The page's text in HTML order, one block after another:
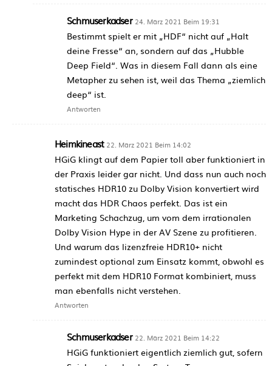
Schmuserkadser 24. März 2021 Beim 19:31
Bestimmt spielt er mit „HDF“ nicht auf „Halt
deine Fresse“ an, sondern auf das „Hubble
Deep Field“. Was in diesem Fall dann als eine
Metapher zu sehen ist, weil das Thema „ziemlich
deep“ ist.
Antworten
Heimkineast 22. März 2021 Beim 14:02
HGiG klingt auf dem Papier toll aber funktioniert in
der Praxis leider gar nicht. Und dass nun auch noch
statisches HDR10 zu Dolby Vision konvertiert wird
macht das HDR Chaos perfekt. Das ist ein
Marketing Schachzug, um vom dem irrationalen
Dolby Vision Hype in der AV Szene zu profitieren.
Und warum das lizenzfreie HDR10+ nicht
zumindest optional zum Einsatz kommt, obwohl es
perfekt mit dem HDR10 Format kombiniert, muss
man ebenfalls nicht verstehen.
Antworten
Schmuserkadser 22. März 2021 Beim 14:22
HGiG funktioniert eigentlich ziemlich gut, sofern